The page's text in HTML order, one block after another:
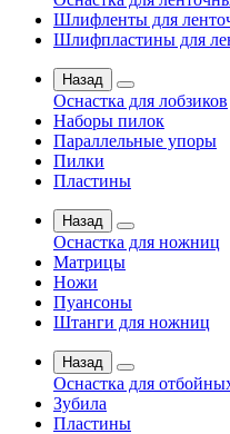
Шлифленты для
Шлифпластины для
Назад
Оснастка для лобзиков
Наборы пилок
Параллельные упоры
Пилки
Пластины
Назад
Оснастка для ножниц
Матрицы
Ножи
Пуансоны
Штанги для ножниц
Назад
Оснастка для
Зубила
Пластины